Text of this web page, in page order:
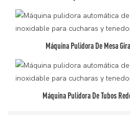
Máquina Pulidora De Mesa
Máquina Pulidora De Tubos